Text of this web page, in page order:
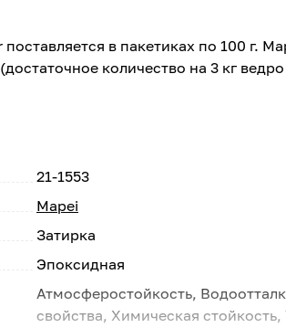
в пакетиках по 100 г.
количество на 3 кг
21-1553
Mapei
Затирка
Эпоксидная
Атмосферостойкость,
свойства, Химическая стойкость,